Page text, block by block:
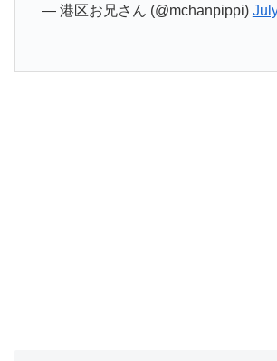
— 港区お兄さん (@mchanpippi)